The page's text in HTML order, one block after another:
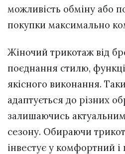
можливість обміну або
покупки максимально
Жіночий трикотаж від
поєднання стилю,
якісного виконання.
адаптується до різних
залишаючись
сезону. Обираючи
інвестує у комфортний